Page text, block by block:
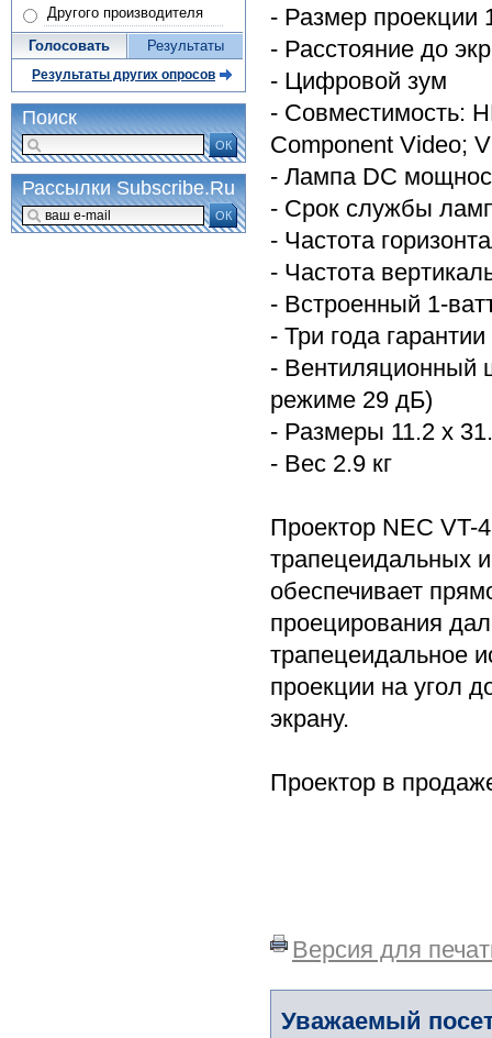
- Размер проекции
- Расстояние до
- Цифровой зум
- Совместимость:
Component Video;
- Лампа DC
- Срок службы
- Частота
- Частота
- Встроенный 1-
- Три года
- Вентиляционный
режиме 29 дБ)
- Размеры 11.2 x
- Вес 2.9 кг
Проектор NEC VT-
трапецеидальных
обеспечивает
проецирования
трапецеидальное
проекции на угол
экрану.
Проектор в
Версия для
Уважаемый
Другого производителя
Голосовать Результаты
Результаты других опросов
Поиск
ОК
Рассылки Subscribe.Ru
ОК